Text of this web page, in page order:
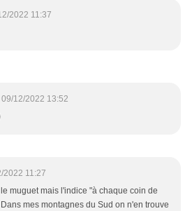
2022 11:37
09/12/2022 13:52
2022 11:27
muguet mais l'indice "à chaque coin de
mes montagnes du Sud on n'en trouve